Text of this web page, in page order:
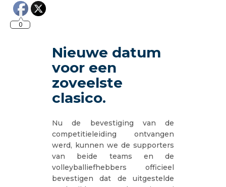
0
Nieuwe datum
voor een
zoveelste
clasico.
Nu de bevestiging van de
competitieleiding ontvangen
werd, kunnen we de supporters
van beide teams en de
volleyballiefhebbers officieel
bevestigen dat de uitgestelde